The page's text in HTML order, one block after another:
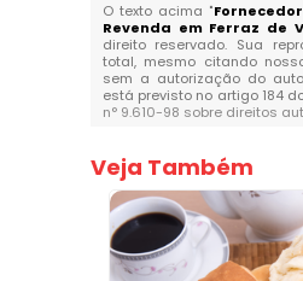
O texto acima "
Revenda em Ferraz de
direito reservado. Sua
total, mesmo citando
sem a autorização do
está previsto no artigo 184
n° 9.610-98 sobre direitos
Veja Também